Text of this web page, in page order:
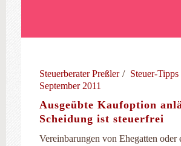
Steuerberater Preßler Steuer-
September 2011
Ausgeübte Kaufoption
Scheidung ist steuerfrei
Vereinbarungen von Ehegatten oder